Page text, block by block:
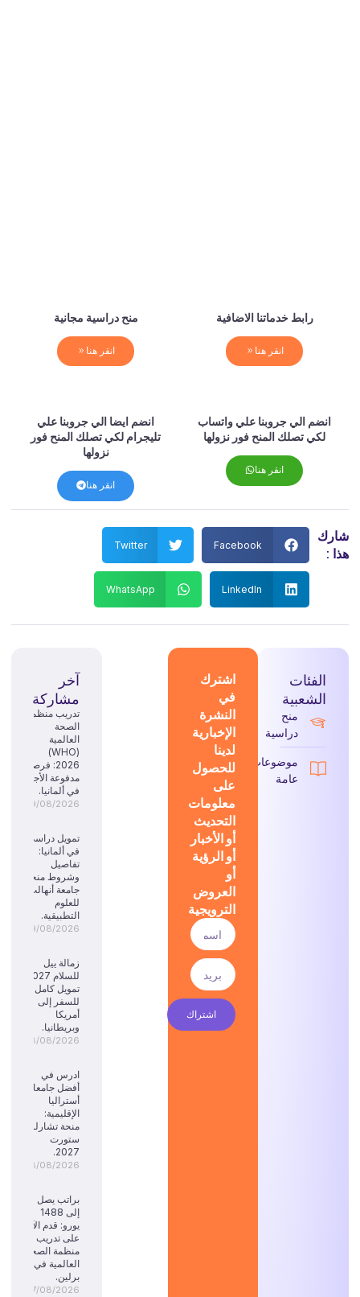
رابط خدماتنا الاضافية
انقر هنا
منح دراسية مجانية
انقر هنا
انضم الي جروبنا علي واتساب
لكي تصلك المنح فور نزولها
انقر هنا
انضم ايضا الي جروبنا علي
تليجرام لكي تصلك المنح فور
نزولها
انقر هنا
:
Facebook
Twitter
LinkedIn
WhatsApp
الفئات
الشعبية
منح
دراسية
موضوعات
عامة
اشترك
النشرة
الإخبارية
للحصول
على
معلومات
التحديث
أو الأخبار
أو الرؤية
العروض
الترويجية
اشتراك
آخر
مشاركة
تدريب منظمة
الصحة
العالمية
(WHO)
2026: فرصة
مدفوعة الأجر
في ألمانيا.
09/08/2026
تمويل دراسي
في ألمانيا:
تفاصيل
وشروط منحة
جامعة أنهالت
للعلوم
التطبيقية.
09/08/2026
زمالة ييل
للسلام 2027:
تمويل كامل
للسفر إلى
أمريكا
وبريطانيا.
08/08/2026
ادرس في
أفضل جامعات
أستراليا
الإقليمية:
منحة تشارلز
ستورت
2027.
08/08/2026
براتب يصل
إلى 1488
يورو: قدم الآن
على تدريب
منظمة الصحة
العالمية في
برلين.
07/08/2026